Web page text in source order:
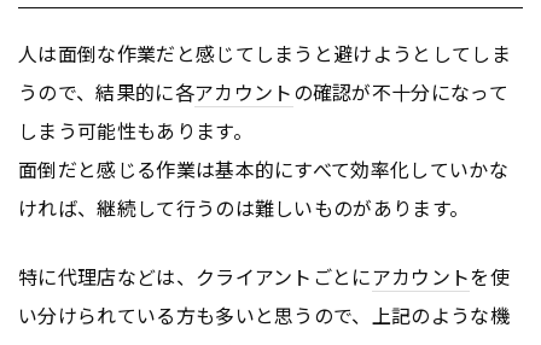
人は面倒な作業だと感じてしまうと避けようとしてしま
うので、結果的に各アカウントの確認が不十分になって
しまう可能性もあります。
面倒だと感じる作業は基本的にすべて効率化していかな
ければ、継続して行うのは難しいものがあります。
特に代理店などは、クライアントごとにアカウントを使
い分けられている方も多いと思うので、上記のような機